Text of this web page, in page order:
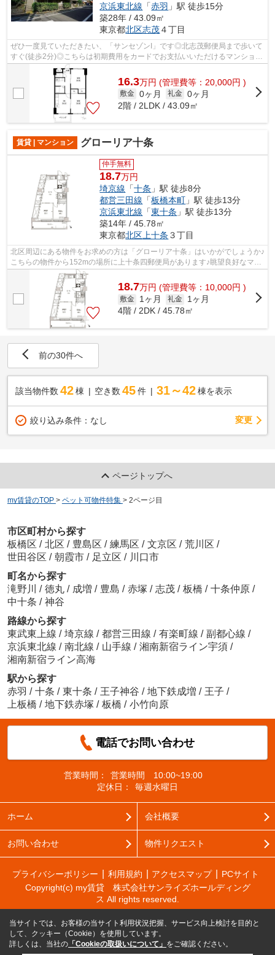
京浜東北線 「赤羽 」駅 徒歩15分
築28年 / 43.09㎡
東京都北区志茂４丁目
ぜひ一度見ていただきたい、「サンセゾンI」です◎北志茂郵便局まで歩いて
すぐ(徒歩2分)◎こちらは初期費用をカードでお支払いいただけるマンション
です◎2沿線を利用でき、利便性が高い...
16.3万円 (管理費等：20,000円 )
敷金 0ヶ月 礼金 0ヶ月
2階 / 2LDK / 43.09㎡
賃貸 | マンション グローリア十条
仲手無料
18.7万円
埼京線 「十条 」駅 徒歩8分
都営三田線 「板橋本町 」駅 徒歩13分
京浜東北線 「東十条 」駅 徒歩13分
築14年 / 45.78㎡
東京都北区 上十条 ３丁目
北区周辺にある物件をお求めの方は「グローリア十条」はいかがでしょうか♪
こちらの物件から152mの場所に上十条四郵便局があります♪眺望良好なマン
ションです♪通風システムが整った換気...
18.7万円 (管理費等：10,000円 )
敷金 1ヶ月 礼金
1ヶ月
4階 / 2DK / 45.78㎡
前の30件へ
該当物件数 42棟 空き数 45 件 31～42 棟を表示
絞り込み条件： なし 変更
ページトップへ
my賃貸のTOP > ペット可物件特集 > 2ページ目
市区町村から探す
板橋区 / 北区 / 豊島区 / 練馬区 / 文京区 / 荒川区 /
世田谷区 / 朝霞市 / 足立区 / 川口市
町名から探す
滝野川 / 徳丸 / 成増 / 豊島 / 赤塚 / 志茂 / 板橋 / 十条仲原 /
中十条 / 神谷
路線から探す
東武東上線 / 埼京線 / 都営三田線 / 有楽町線 / 副都心線 /
京浜東北線 / 南北線 / 山手線 / 湘南新宿ライン宇須 /
湘南新宿ライン高海
駅から探す
赤羽 / 十条 / 東十条 / 王子神谷 / 地下鉄成増 / 王子 /
上板橋 / 地下鉄赤塚 / 板橋 / 小竹向原
電話でお問い合わせ
営業時間：
営業時間 10:00~19:00
定休日：
毎週水曜日
ホーム 会社概要
お問い合わせ 物件リクエスト
プライバシーポリシー 利用規約 アクセスマップ
PCサイト
Copyright(c) my賃貸 株式会社サンライズホールディング
ス All rights reserved.
当サイトでは、お客様の当サイト利用状況把握、サービス向上検討を目的と
して、クッキー（Cookie）を使用しています。
詳しくは、当社の 「Cookieの取扱いについて」 をご確認ください。